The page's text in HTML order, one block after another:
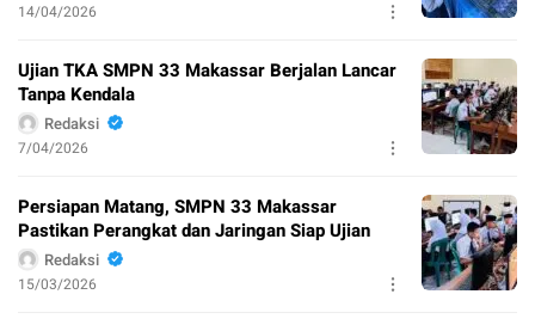
14/04/2026
Ujian TKA SMPN 33 Makassar Berjalan Lancar
Tanpa Kendala
Redaksi
7/04/2026
Persiapan Matang, SMPN 33 Makassar
Pastikan Perangkat dan Jaringan Siap Ujian
Redaksi
15/03/2026